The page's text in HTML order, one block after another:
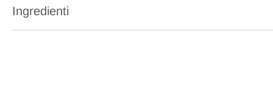
solfati e petrolchimici, offrendo una scelta più sana e
Ingredienti